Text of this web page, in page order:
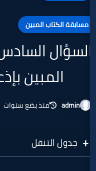
في
بإذعة
بضع سنوات